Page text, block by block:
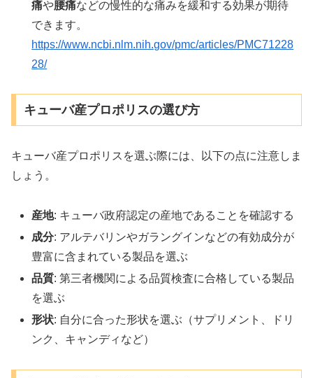
痛や腰痛などの慢性的な痛みを緩和する効果が期待
できます。
https://www.ncbi.nlm.nih.gov/pmc/articles/PMC71228
28/
キューバ産プロポリスの選び方
キューバ産プロポリスを選ぶ際には、以下の点に注意しま
しょう。
産地: キューバ政府認定の産地であることを確認する
成分: アルテバリンやガラングインなどの有効成分が
豊富に含まれている製品を選ぶ
品質: 第三者機関による品質検査に合格している製品
を選ぶ
形状: 自分に合った形状を選ぶ（サプリメント、ドリ
ンク、キャンディなど）